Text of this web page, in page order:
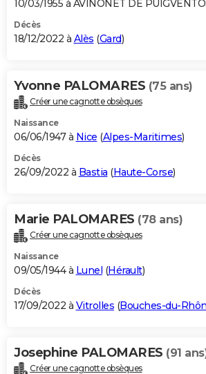
10/03/1955 à AVINONET DE
Décès
18/12/2022 à Alès (Gard)
Yvonne PALOMARES (75 ans)
Créer une cagnotte obsèques
Naissance
06/06/1947 à Nice (Alpes-Maritimes)
Décès
26/09/2022 à Bastia (Haute-Corse)
Marie PALOMARES (78 ans)
Créer une cagnotte obsèques
Naissance
09/05/1944 à Lunel (Hérault)
Décès
17/09/2022 à Vitrolles (Bouches-du-
Josephine PALOMARES (91
Créer une cagnotte obsèques